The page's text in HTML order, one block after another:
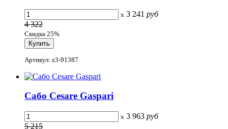
x 3 241 руб
4 322
Скидка 25%
Артикул: z3-91387
Сабо Cesare Gaspari
x 3 963 руб
5 215